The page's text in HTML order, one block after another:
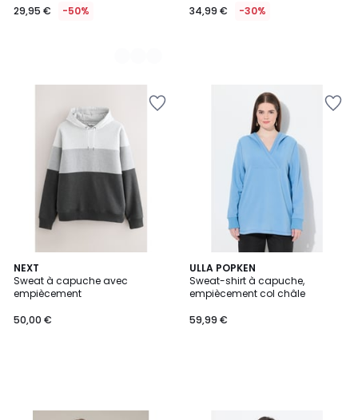
29,95 € -50% 34,99 € -30%
NEXT
Sweat à capuche avec
empiècement
50,00 €
ULLA POPKEN
Sweat-shirt à capuche,
empiècement col châle
59,99 €